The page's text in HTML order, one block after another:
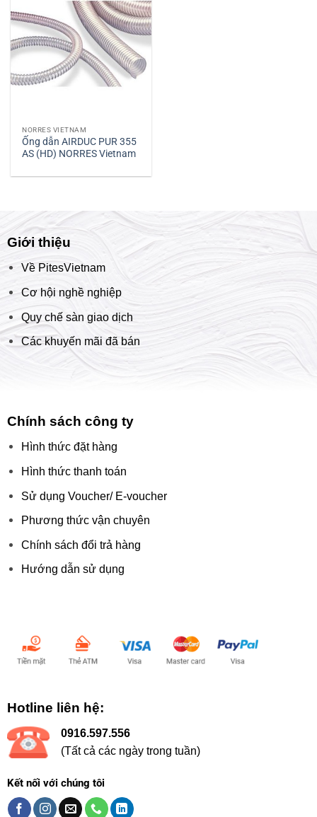
NORRES VIETNAM
Ống dẫn AIRDUC PUR 355
AS (HD) NORRES Vietnam
Giới thiệu
Về PitesVietnam
Cơ hội nghề nghiệp
Quy chế sàn giao dịch
Các khuyến mãi đã bán
Chính sách công ty
Hình thức đặt hàng
Hình thức thanh toán
Sử dụng Voucher/ E-voucher
Phương thức vận chuyên
Chính sách đổi trả hàng
Hướng dẫn sử dụng
Hotline liên hệ:
0916.597.556
(Tất cả các ngày trong tuần)
Kết nối với chúng tôi